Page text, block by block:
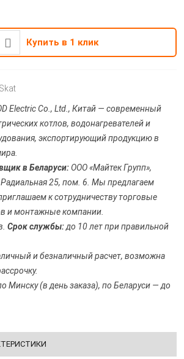
Купить в 1 клик
Skat
Electric Co., Ltd., Китай — современный
котлов, водонагревателей и
экспортирующий продукцию в
в Беларуси:ООО «Майтек Групп»,
25, пом. 6. Мы предлагаем
к сотрудничеству торговые
и монтажные компании.
Срок службы:до 10 лет при правильной
и безналичный расчет, возможна
Минску (в день заказа), по Беларуси — до